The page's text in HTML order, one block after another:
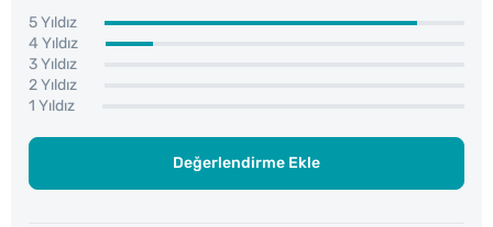
5 Yıldız
4 Yıldız
3 Yıldız
2 Yıldız
1 Yıldız
Değerlendirme Ekle